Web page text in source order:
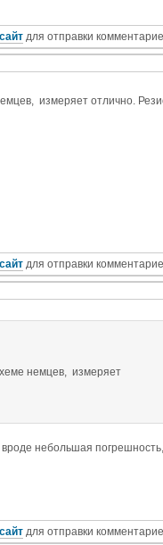
для отправки
измеряет отлично.
для отправки
немцев, измеряет
небольшая погрешность,
для отправки